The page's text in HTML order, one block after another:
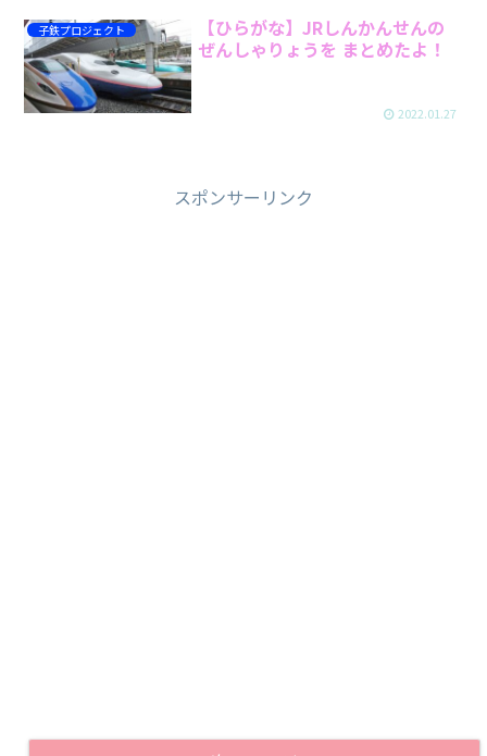
子鉄プロジェクト
【ひらがな】JRしんかんせんの
ぜんしゃりょうを まとめたよ！
2022.01.27
スポンサーリンク